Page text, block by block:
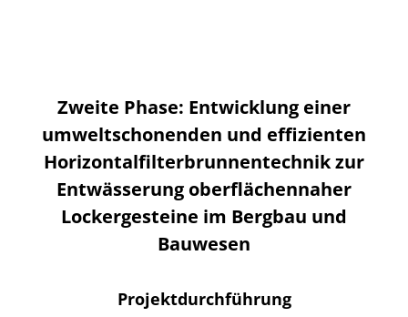
Zweite Phase: Entwicklung einer
umweltschonenden und effizienten
Horizontalfilterbrunnentechnik zur
Entwässerung oberflächennaher
Lockergesteine im Bergbau und
Bauwesen
Projektdurchführung